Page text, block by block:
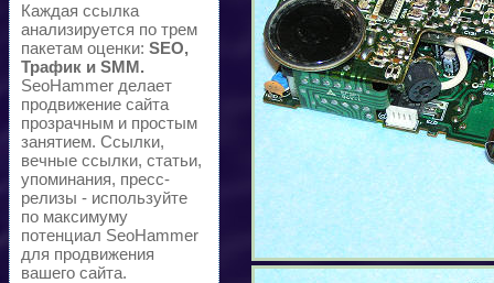
Каждая ссылка
анализируется по трем
пакетам оценки: SEO,
Трафик и SMM.
SeoHammer делает
продвижение сайта
прозрачным и простым
занятием. Ссылки,
вечные ссылки, статьи,
упоминания, пресс-
релизы - используйте
по максимуму
потенциал SeoHammer
для продвижения
вашего сайта.